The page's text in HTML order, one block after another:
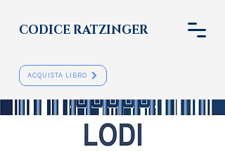
CODICE RATZINGER
ACQUISTA LIBRO